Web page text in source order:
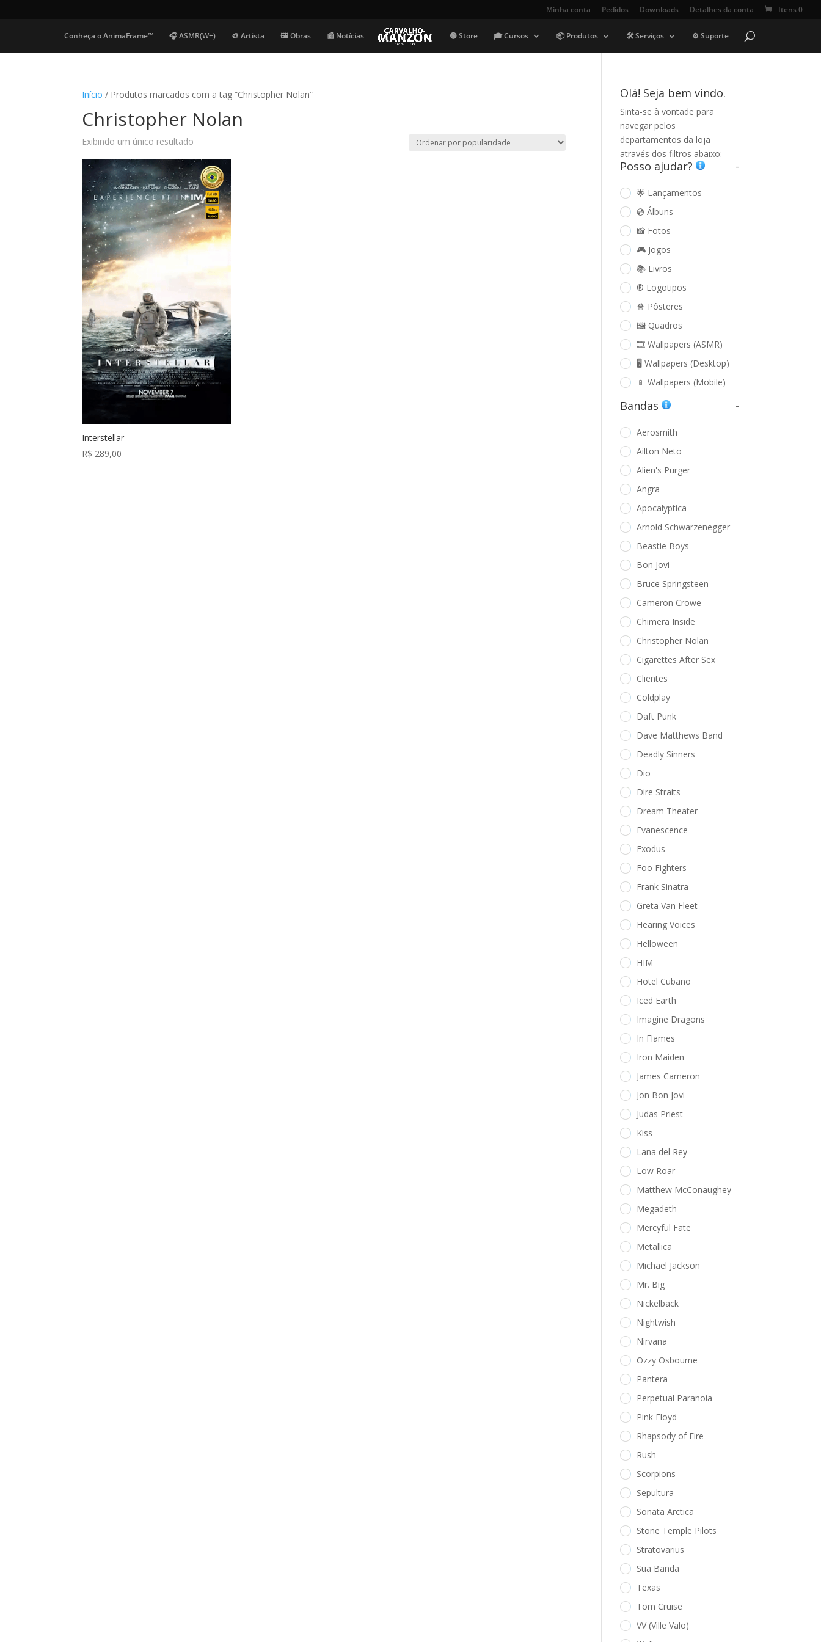
Minha conta Pedidos Downloads Detalhes da conta Itens 0
Conheça o AnimaFrame™ 🎧 ASMR(W+) 🎨 Artista 🖼️ Obras 📰 Notícias 🟢 Store 🎓 Cursos 📦 Produtos 🛠️ Serviços ⚙️ Suporte
Início / Produtos marcados com a tag “Christopher Nolan”
Christopher Nolan
Exibindo um único resultado
Interstellar
R$ 289,00
Olá! Seja bem vindo.
Sinta-se à vontade para
navegar pelos
departamentos da loja
através dos filtros abaixo:
Posso ajudar? -
🌟 Lançamentos
💿 Álbuns
📸 Fotos
🎮 Jogos
📚 Livros
®️ Logotipos
🍿 Pôsteres
🖼️ Quadros
🎞️ Wallpapers (ASMR)
🖥️ Wallpapers (Desktop)
📱 Wallpapers (Mobile)
Bandas -
Aerosmith
Ailton Neto
Alien's Purger
Angra
Apocalyptica
Arnold Schwarzenegger
Beastie Boys
Bon Jovi
Bruce Springsteen
Cameron Crowe
Chimera Inside
Christopher Nolan
Cigarettes After Sex
Clientes
Coldplay
Daft Punk
Dave Matthews Band
Deadly Sinners
Dio
Dire Straits
Dream Theater
Evanescence
Exodus
Foo Fighters
Frank Sinatra
Greta Van Fleet
Hearing Voices
Helloween
HIM
Hotel Cubano
Iced Earth
Imagine Dragons
In Flames
Iron Maiden
James Cameron
Jon Bon Jovi
Judas Priest
Kiss
Lana del Rey
Low Roar
Matthew McConaughey
Megadeth
Mercyful Fate
Metallica
Michael Jackson
Mr. Big
Nickelback
Nightwish
Nirvana
Ozzy Osbourne
Pantera
Perpetual Paranoia
Pink Floyd
Rhapsody of Fire
Rush
Scorpions
Sepultura
Sonata Arctica
Stone Temple Pilots
Stratovarius
Sua Banda
Texas
Tom Cruise
VV (Ville Valo)